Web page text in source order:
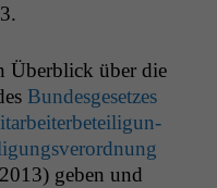
Überblick über die
Bun­des­ge­set­zes
geben und